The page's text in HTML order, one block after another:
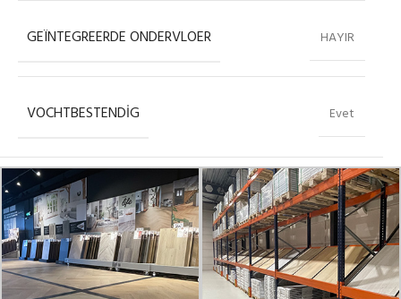
GEÏNTEGREERDE ONDERVLOER HAYIR
VOCHTBESTENDIG Evet